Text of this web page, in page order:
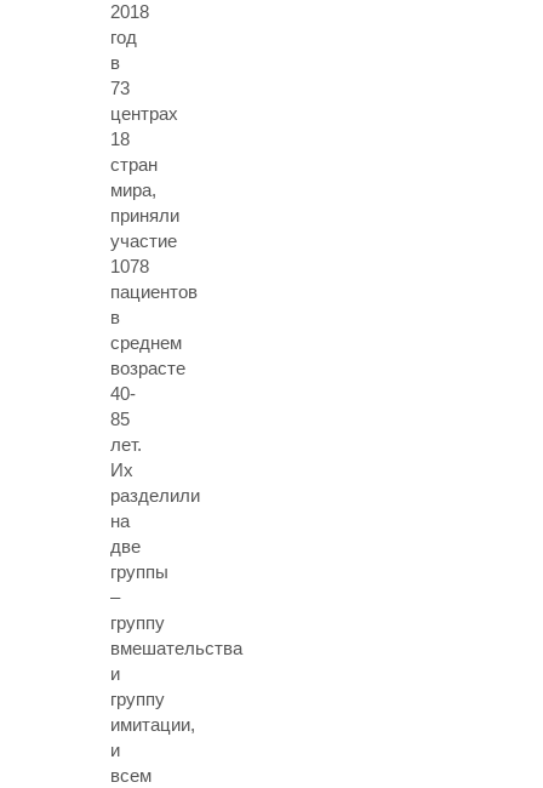
2018
год
в
73
центрах
18
стран
мира,
приняли
участие
1078
пациентов
в
среднем
возрасте
40-
85
лет.
Их
разделили
на
две
группы
–
группу
вмешательства
и
группу
имитации,
и
всем